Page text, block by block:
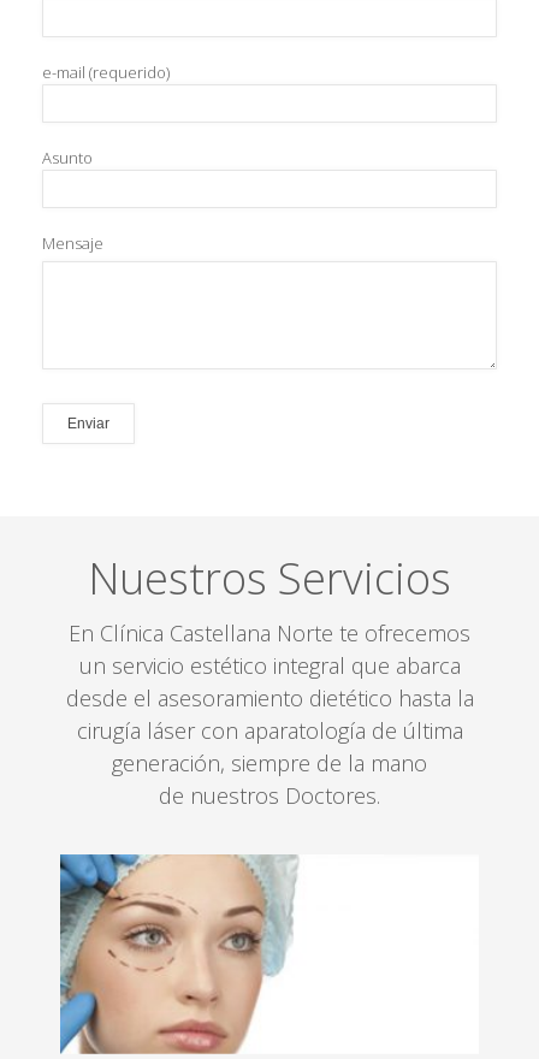
e-mail (requerido)
Asunto
Mensaje
Nuestros Servicios
En Clínica Castellana Norte te ofrecemos
un servicio estético integral que abarca
desde el asesoramiento dietético hasta la
cirugía láser con aparatología de última
generación, siempre de la mano
de nuestros Doctores.